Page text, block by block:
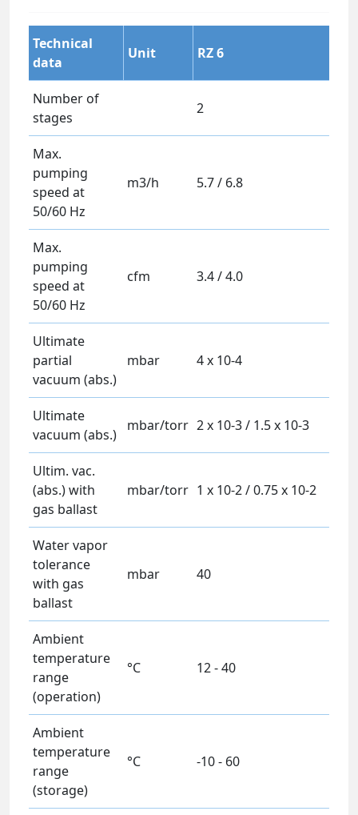
Technical
data
Unit RZ 6
Number of
stages
2
Max.
pumping
speed at
50/60 Hz
m3/h 5.7 / 6.8
Max.
pumping
speed at
50/60 Hz
cfm 3.4 / 4.0
Ultimate
partial
vacuum (abs.)
mbar 4 x 10-4
Ultimate
vacuum (abs.)
mbar/torr 2 x 10-3 / 1.5 x 10-3
Ultim. vac.
(abs.) with
gas ballast
mbar/torr 1 x 10-2 / 0.75 x 10-2
Water vapor
tolerance
with gas
ballast
mbar 40
Ambient
temperature
range
(operation)
°C 12 - 40
Ambient
temperature
range
(storage)
°C -10 - 60